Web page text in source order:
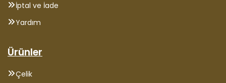
İptal ve İade
Yardım
Ürünler
Çelik